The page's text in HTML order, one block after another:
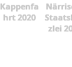
Kappenfa
hrt 2020
zlei